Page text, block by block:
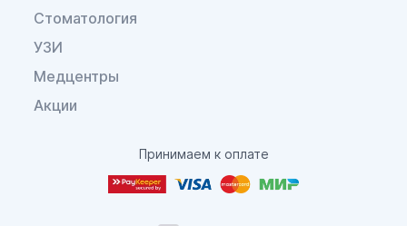
Стоматология
УЗИ
Медцентры
Акции
Принимаем к оплате